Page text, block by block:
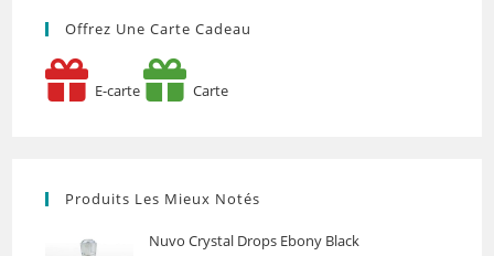
Offrez Une Carte Cadeau
E-carte Carte
Produits Les Mieux Notés
Nuvo Crystal Drops Ebony Black